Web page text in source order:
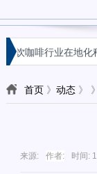
饮咖啡行业在地化种
首页》 动态》 》
来源: 作者: 时间: